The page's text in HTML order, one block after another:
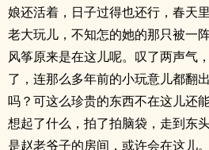
娘还活着，日子过得也还行，春天
老大玩儿，不知怎的她的那只被一
风筝原来是在这儿呢。叹了两声气
了，连那么多年前的小玩意儿都翻
吗？可这么珍贵的东西不在这儿还
想起了什么，拍了拍脑袋，走到东
是赵老爷子的房间，或许会在这儿